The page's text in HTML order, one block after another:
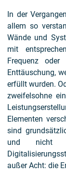
In der
allem so
Wände und
mit
Frequenz oder
Enttäuschung,
erfüllt wurden.
zweifelsohne
Elementen
sind
und nicht
außer Acht: die